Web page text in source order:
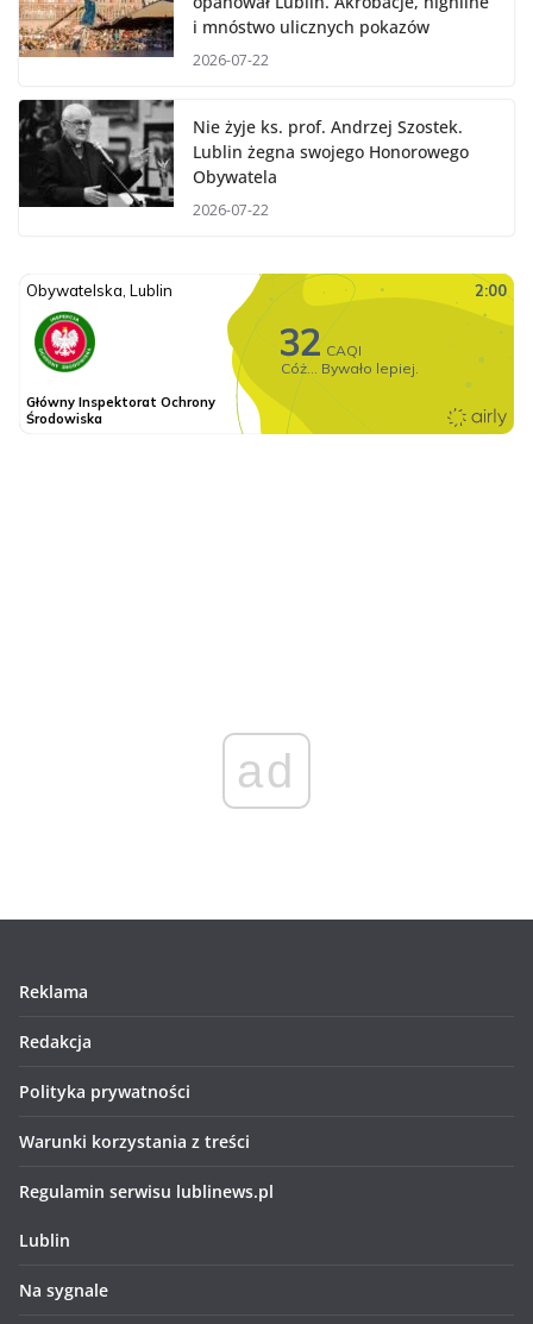
i mnóstwo ulicznych pokazów
2026-07-22
Nie żyje ks. prof. Andrzej Szostek.
Lublin żegna swojego Honorowego
Obywatela
2026-07-22
ad
Reklama
Redakcja
Polityka prywatności
Warunki korzystania z treści
Regulamin serwisu lublinews.pl
Lublin
Na sygnale